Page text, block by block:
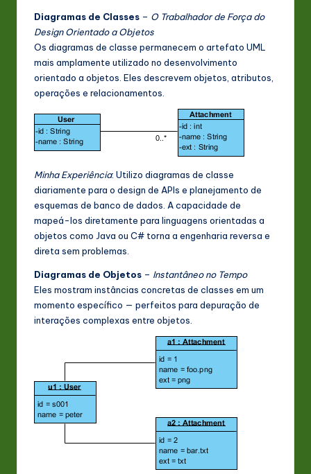
Diagramas de Classes – O Trabalhador de Força do
Design Orientado a Objetos
Os diagramas de classe permanecem o artefato UML
mais amplamente utilizado no desenvolvimento
orientado a objetos. Eles descrevem objetos, atributos,
operações e relacionamentos.
Minha Experiência: Utilizo diagramas de classe
diariamente para o design de APIs e planejamento de
esquemas de banco de dados. A capacidade de
mapeá-los diretamente para linguagens orientadas a
objetos como Java ou C# torna a engenharia reversa e
direta sem problemas.
Diagramas de Objetos – Instantâneo no Tempo
Eles mostram instâncias concretas de classes em um
momento específico — perfeitos para depuração de
interações complexas entre objetos.